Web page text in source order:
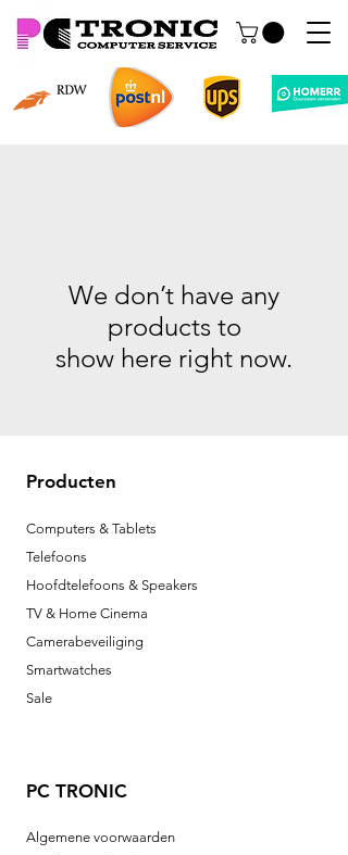
We don’t have any
products to
show here right now.
Producten
Computers & Tablets
Telefoons
Hoofdtelefoons & Speakers
TV & Home Cinema
Camerabeveiliging
Smartwatches
Sale
PC TRONIC
Algemene voorwaarden